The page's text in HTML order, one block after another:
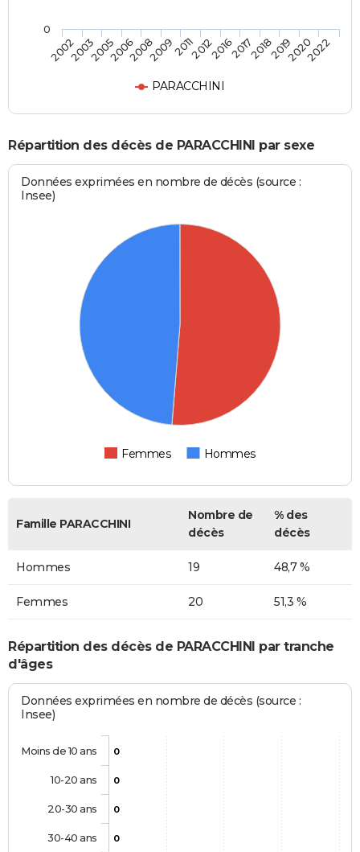
PARACCHINI
20022003200520062008200920112012201620172018201920202022
0
Répartition des décès de PARACCHINI par sexe
Données exprimées en nombre de décès (source :
Insee)
Femmes Hommes
Famille PARACCHINI
Nombre de
décès
% des
décès
Hommes 19 48,7 %
Femmes 20 51,3 %
Répartition des décès de PARACCHINI par tranche
d'âges
Données exprimées en nombre de décès (source :
Insee)
0
0
0
0
Moins de 10 ans
10-20 ans
20-30 ans
30-40 ans